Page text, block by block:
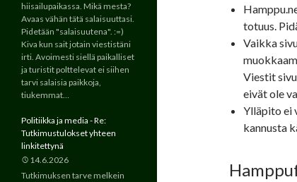
totuus.
Vaikka
Viestit
eivät ole
Ylläpito ei
kannusta
hiisailupaikassa. Mikä mesta?
Avaas vähän tätä salaisuuttasi.
Pidetään "salaisuutena". :=)
Kiva kun sait jotain viestistäni
irti. Avoimesti siellä paikalliset
ja turistit polttelevat ei siihen
tarvi salaisia paikkoja,
tiukemmat…
Politiikka ja media - Re:
Tutkimustulokset yhteen
linkitettynä
14.6.2026
Tutkimuksen tarve melkein